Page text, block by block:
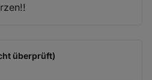
überprüft)